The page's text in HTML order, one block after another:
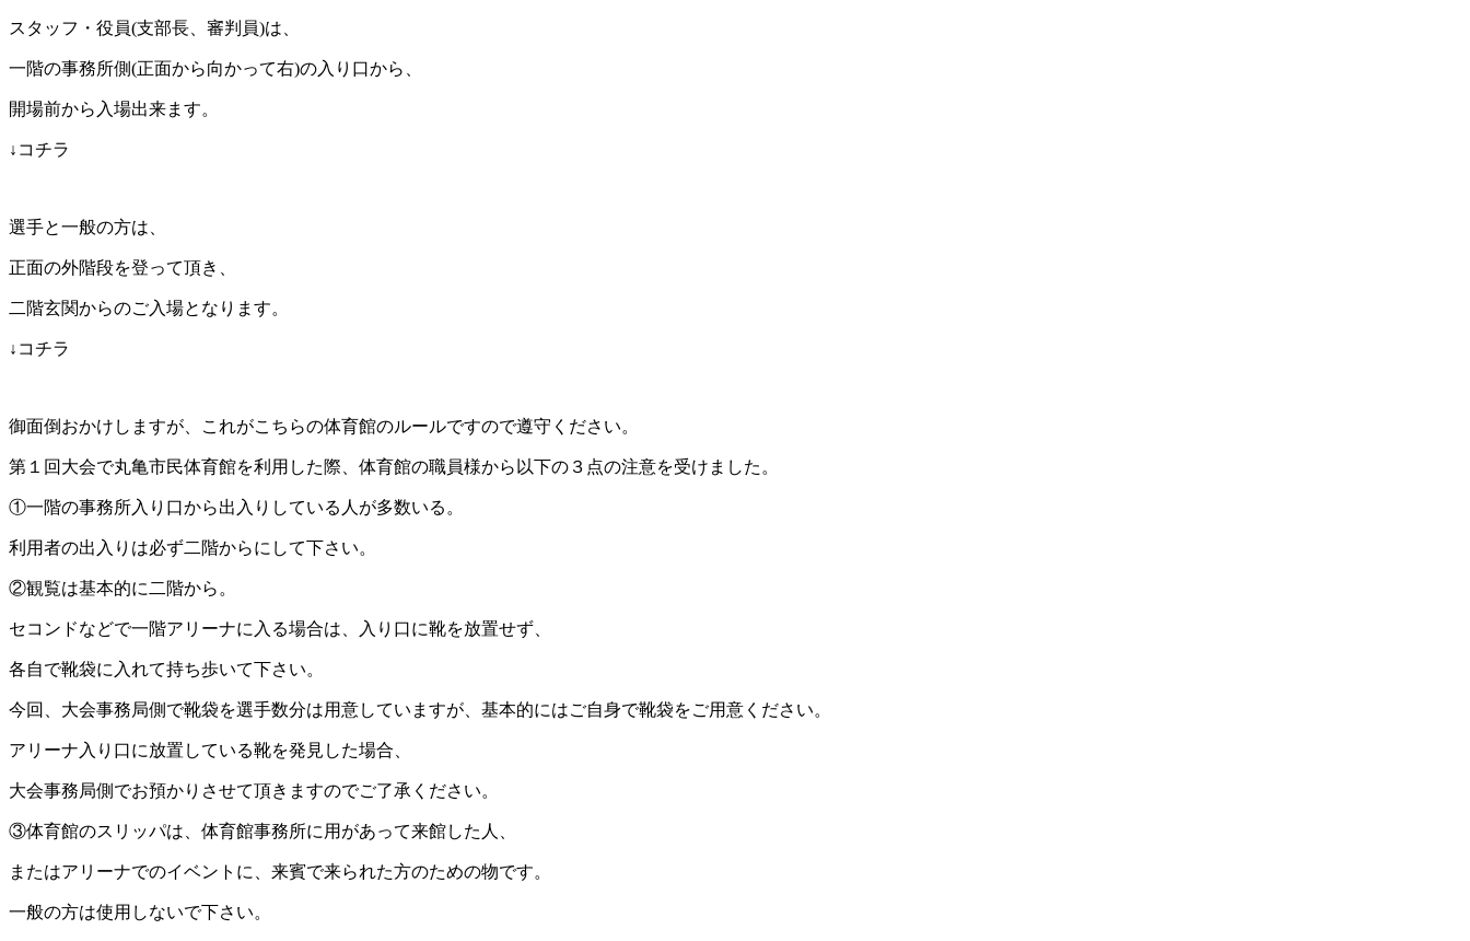
スタッフ・役員(支部長、審判員)は、
一階の事務所側(正面から向かって右)の入り口から、
開場前から入場出来ます。
↓コチラ
選手と一般の方は、
正面の外階段を登って頂き、
二階玄関からのご入場となります。
↓コチラ
御面倒おかけしますが、これがこちらの体育館のルールですので遵守ください。
第１回大会で丸亀市民体育館を利用した際、体育館の職員様から以下の３点の注意を受けました。
①一階の事務所入り口から出入りしている人が多数いる。
利用者の出入りは必ず二階からにして下さい。
②観覧は基本的に二階から。
セコンドなどで一階アリーナに入る場合は、入り口に靴を放置せず、
各自で靴袋に入れて持ち歩いて下さい。
今回、大会事務局側で靴袋を選手数分は用意していますが、基本的にはご自身で靴袋をご用意ください。
アリーナ入り口に放置している靴を発見した場合、
大会事務局側でお預かりさせて頂きますのでご了承ください。
③体育館のスリッパは、体育館事務所に用があって来館した人、
またはアリーナでのイベントに、来賓で来られた方のための物です。
一般の方は使用しないで下さい。